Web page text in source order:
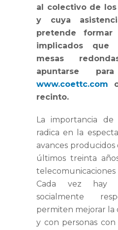
al colectivo de
y cuya
pretende
implicados
mesas
apuntarse
www.coettc.com
recinto.
La importancia
radica en la
avances producidos
últimos treinta
Cada vez hay
socialmente
permiten mejorar la
y con personas con